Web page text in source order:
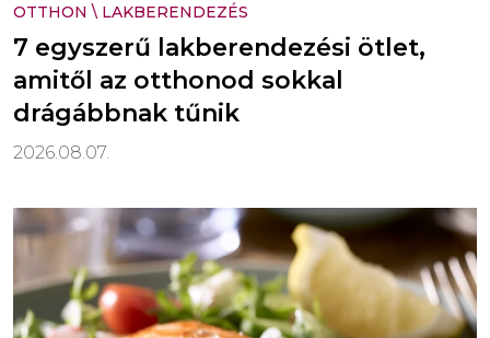
OTTHON \ LAKBERENDEZÉS
7 egyszerű lakberendezési ötlet,
amitől az otthonod sokkal
drágábbnak tűnik
2026.08.07.